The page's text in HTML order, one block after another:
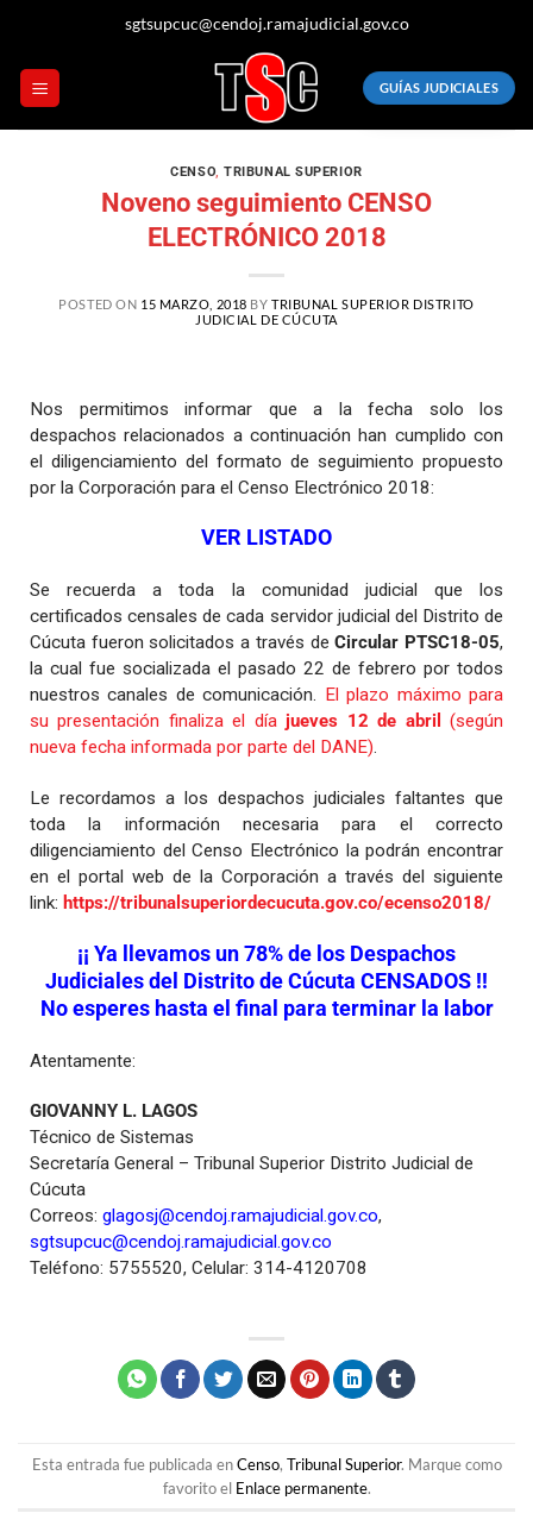
sgtsupcuc@cendoj.ramajudicial.gov.co
GUÍAS JUDICIALES
CENSO,TRIBUNAL SUPERIOR
Noveno seguimiento CENSO
ELECTRÓNICO 2018
POSTED ON 15 MARZO, 2018 BYTRIBUNAL SUPERIOR DISTRITO
JUDICIAL DE CÚCUTA
Nos permitimos informar que a la fecha solo los
despachos relacionados a continuación han cumplido con
el diligenciamiento del formato de seguimiento propuesto
por la Corporación para el Censo Electrónico 2018:
VER LISTADO
Se recuerda a toda la comunidad judicial que los
certificados censales de cada servidor judicial del Distrito de
Cúcuta fueron solicitados a través deCircular PTSC18-05,
la cual fue socializada el pasado 22 de febrero por todos
nuestros canales de comunicación. El plazo máximo para
su presentación finaliza el díajueves 12 de abril
(según
nueva fecha informada por parte del DANE).
Le recordamos a los despachos judiciales faltantes que
toda la información necesaria para el correcto
diligenciamiento del Censo Electrónico la podrán encontrar
en el portal web de la Corporación a través del siguiente
link: https://tribunalsuperiordecucuta.gov.co/ecenso2018/
¡¡ Ya llevamos un 78% de los Despachos
Judiciales del Distrito de Cúcuta CENSADOS !!
No esperes hasta el final para terminar la labor
Atentamente:
GIOVANNY L. LAGOS
Técnico de Sistemas
Secretaría General – Tribunal Superior Distrito Judicial de
Cúcuta
Correos: glagosj@cendoj.ramajudicial.gov.co,
sgtsupcuc@cendoj.ramajudicial.gov.co
Teléfono: 5755520, Celular: 314-4120708
Esta entrada fue publicada enCenso, Tribunal Superior. Marque como
favorito el Enlace permanente.